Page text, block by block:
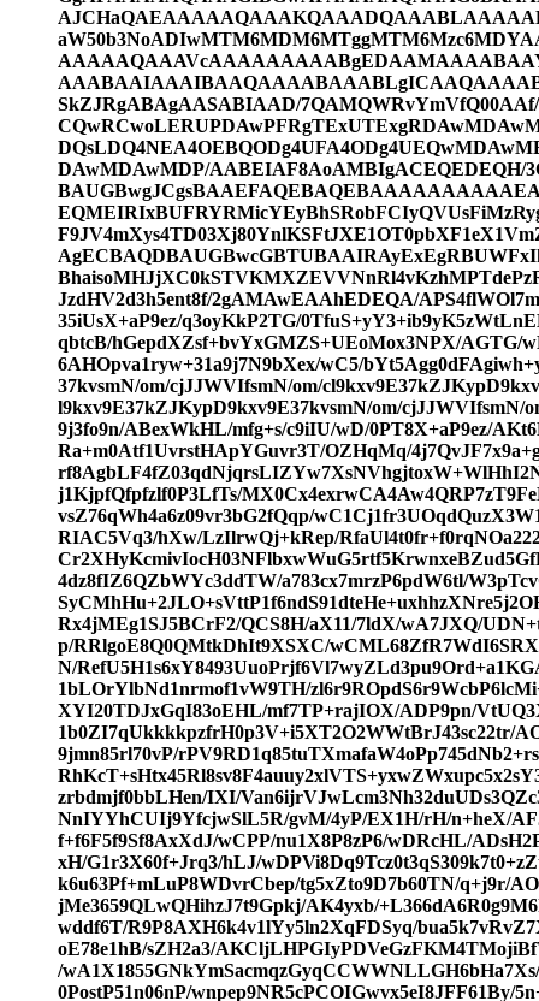
SkZJRgABAgAASABIAAD/
DAwMDAwMDP/
JzdHV2d3h5ent8f/2gAMAwEAAhEDEQA/
35iUsX+aP9ez/q3oyKkP2TG/
qbtcB/hGepdXZsf+bvYxGMZS+UEoMox3NPX/AGTG/
6AHOpva1ryw+31a9j7N9bXex/wC5/
37kvsmN/om/cjJJWVIfsmN/om/
l9kxv9E37kZJKypD9kxv9E37kvsmN/om/
9j3fo9n/ABexWkHL/mfg+s/c9iIU/wD/0PT8X+aP9ez/
Ra+m0Atf1UvrstHApYGuvr3T/OZHqMq/
j1KjpfQfpfzlf0P3LfTs/
vsZ76qWh4a6z09vr3bG2fQqp/
RIAC5Vq3/hXw/LzIlrwQj+kRep/
4dz8fIZ6QZbWYc3ddTW/a783cx7mrzP6pdW6tl/
Rx4jMEg1SJ5BCrF2/QCS8H/aX11/7ldX/wA7JXQ/
p/RRlgoE8Q0QMtkDhIt9XSXC/
N/
1bLOrYlbNd1nrmof1vW9TH/
XYI20TDJxGqI83oEHL/mf7TP+rajIOX/ADP9pn/
1b0ZI7qUkkkkpzfrH0p3V+i5XT2O2WWtBrJ43sc22tr/
9jmn85rl70vP/
zrbdmjf0bbLHen/IXI/
NnIYYhCUIj9YfcjwSlL5R/gvM/4yP/EX1H/rH/n+heX/
f+f6F5f9Sf8AxXdJ/wCPP/nu1X8P8zP6/wDRcHL/
xH/G1r3X60f+Jrq3/hLJ/
k6u63Pf+mLuP8WDvrCbep/tg5xZto9D7b60TN/q+j9r/
jMe3659QLwQHihzJ7t9Gpkj/AK4yxb/
wddf6T/R9P8AXH6k4v1lYy5ln2XqFDSyq/
oE78e1hB/sZH2a3/
/
0PostP51n06nP/wnpep9NR5cPCOIGwvx5eI8JFF61By/